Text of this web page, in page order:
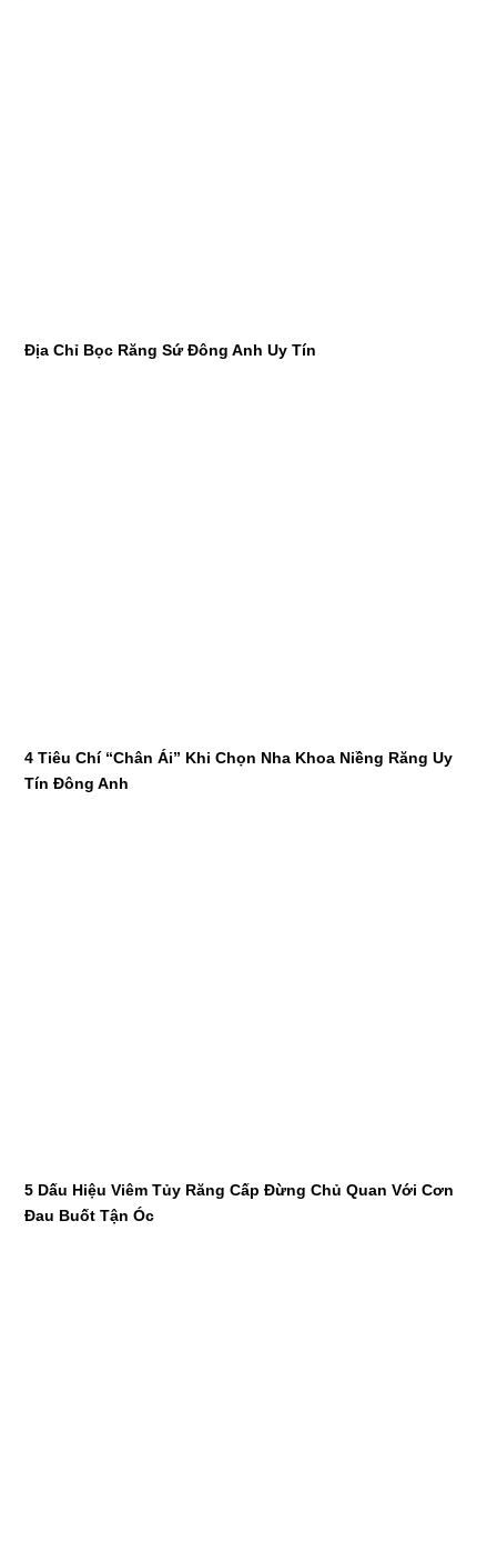
Địa Chỉ Bọc Răng Sứ Đông Anh Uy Tín
4 Tiêu Chí “Chân Ái” Khi Chọn Nha Khoa Niềng Răng Uy
Tín Đông Anh
5 Dấu Hiệu Viêm Tủy Răng Cấp Đừng Chủ Quan Với Cơn
Đau Buốt Tận Óc